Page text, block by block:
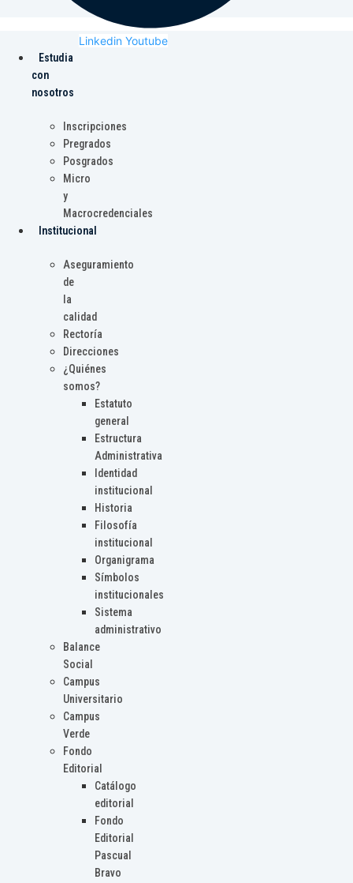
Linkedin Youtube
Estudia
con
nosotros
Inscripciones
Pregrados
Posgrados
Micro
y
Macrocredenciales
Institucional
Aseguramiento
de
la
calidad
Rectoría
Direcciones
¿Quiénes
somos?
Estatuto
general
Estructura
Administrativa
Identidad
institucional
Historia
Filosofía
institucional
Organigrama
Símbolos
institucionales
Sistema
administrativo
Balance
Social
Campus
Universitario
Campus
Verde
Fondo
Editorial
Catálogo
editorial
Fondo
Editorial
Pascual
Bravo